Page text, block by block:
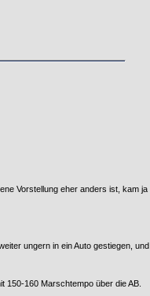
Vorstellung eher anders ist, kam ja
ungern in ein Auto gestiegen, und
150-160 Marschtempo über die AB.